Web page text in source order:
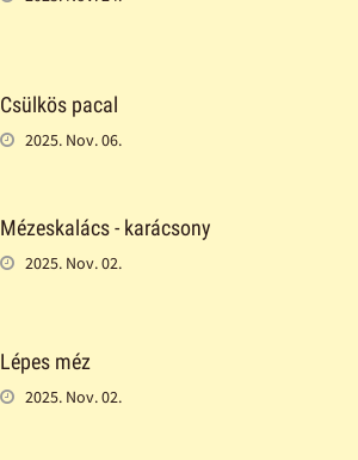
Csülkös pacal
2025. Nov. 06.
Mézeskalács - karácsony
2025. Nov. 02.
Lépes méz
2025. Nov. 02.